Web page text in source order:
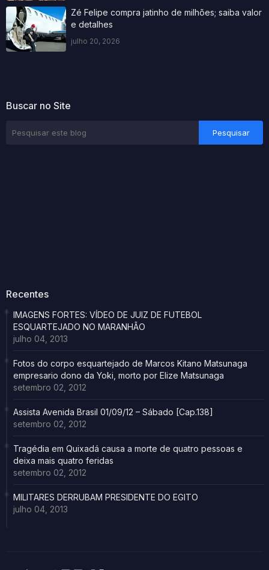
Zé Felipe compra jatinho de milhões; saiba valor
e detalhes
julho 20, 2026
Buscar no Site
Recentes
IMAGENS FORTES: VÍDEO DE JUIZ DE FUTEBOL
ESQUARTEJADO NO MARANHÃO
julho 04, 2013
Fotos do corpo esquartejado de Marcos Kitano Matsunaga
empresario dono da Yoki, morto por Elize Matsunaga
setembro 02, 2012
Assista Avenida Brasil 01/09/12 – Sábado [Cap.138]
setembro 02, 2012
Tragédia em Quixadá causa a morte de quatro pessoas e
deixa mais quatro feridas
setembro 02, 2012
MILITARES DERRUBAM PRESIDENTE DO EGITO
julho 04, 2013